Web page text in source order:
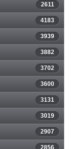
2611
4183
3939
3882
3702
3600
3131
3019
2907
2856